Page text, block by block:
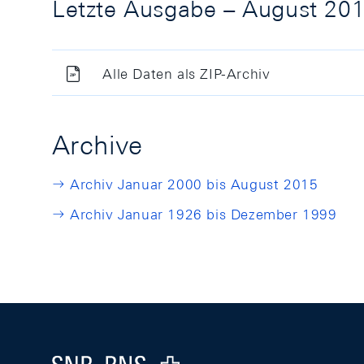
Letzte Ausgabe – August
Alle Daten als ZIP-Archiv
Archive
Archiv Januar 2000 bis August 2015
Archiv Januar 1926 bis Dezember 1999
Footer
Logo